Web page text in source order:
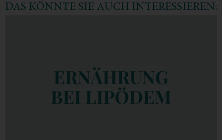
DAS KÖNNTE SIE AUCH INTERESSIEREN: